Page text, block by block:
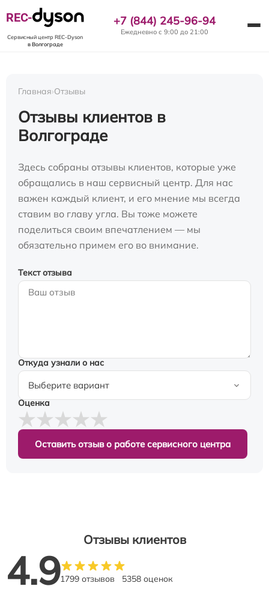
REC-
Сервисный центр REC-Dyson
в Волгограде
+7 (844) 245-96-94
Ежедневно с 9:00 до 21:00
Главная›Отзывы
Отзывы клиентов в
Волгограде
Здесь собраны отзывы клиентов, которые уже
обращались в наш сервисный центр. Для нас
важен каждый клиент, и его мнение мы всегда
ставим во главу угла. Вы тоже можете
поделиться своим впечатлением — мы
обязательно примем его во внимание.
Текст отзыва
Откуда узнали о нас
Оценка
Оставить отзыв о работе сервисного центра
Отзывы клиентов
4.91799 отзывов 5358 оценок